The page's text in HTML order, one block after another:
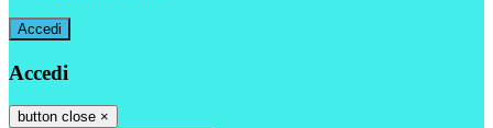
Accedi
Accedi
button close ×